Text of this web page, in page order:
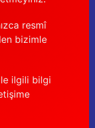
resmî
bizimle
ilgili bilgi